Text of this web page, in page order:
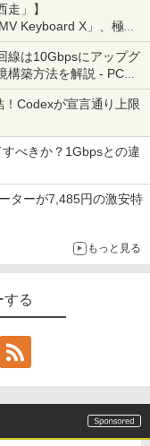
」】
Keyboard X」、極限
線は10Gbpsにアップグ
構築方法を解説 - PC
Codexが宣言通り上限
べきか？1Gbpsとの違
ターが7,485円の激安特
もっと見る
する